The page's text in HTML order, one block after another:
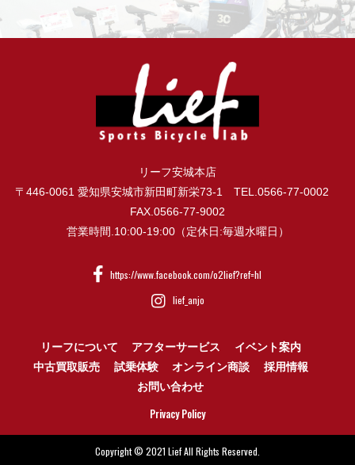
リーフ安城本店
〒446-0061 愛知県安城市新田町新栄73-1 TEL.0566-77-0002
FAX.0566-77-9002
営業時間.10:00-19:00（定休日:毎週水曜日）
https://www.facebook.com/o2lief?ref=hl
lief_anjo
リーフについて アフターサービス
イベント案内
中古買取販売
試乗体験 オンライン商談
採用情報
お問い合わせ
Privacy Policy
Copyright © 2021 Lief All Rights Reserved.